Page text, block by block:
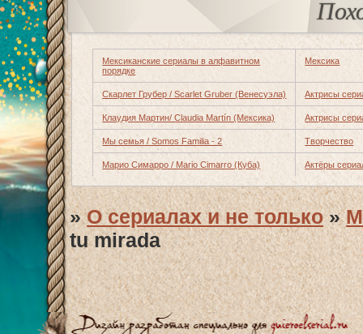
Мексиканские сериалы в алфавитном
порядке
Мексика
Скарлет Грубер / Scarlet Gruber (Венесуэла) Актрисы
Клаудия Мартин/ Claudia Martín (Мексика) Актрисы
Мы семья / Somos Familia - 2 Творчество
Марио Симарро / Mario Cimarro (Куба) Актёры
»О сериалах и не только »
tu mirada